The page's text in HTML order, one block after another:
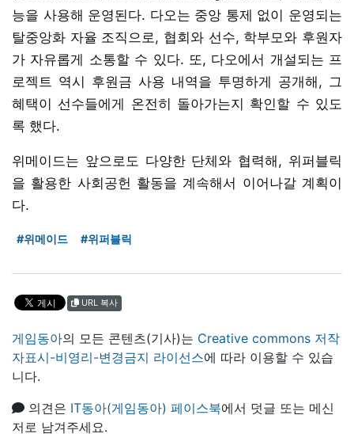
능을 사용해 운영된다. 다오는 중앙 통제 없이 운영되는
탈중앙화 자율 조직으로, 협회와 선수, 학부모와 후원자
가 자유롭게 소통할 수 있다. 또, 다오에서 개설되는 프
로젝트 역시 후원금 사용 내역을 투명하게 공개해, 그
혜택이 선수들에게 온전히 돌아가는지 확인할 수 있도
록 했다.
위메이드는 앞으로도 다양한 단체와 협력해, 위퍼블릭
을 활용한 사회공헌 활동을 계속해서 이어나갈 계획이
다.
#위메이드 #위퍼블릭
URL 복사
게임동아의 모든 콘텐츠(기사)는 Creative commons 저작
자표시-비영리-변경금지 라이선스에 따라 이용할 수 있습
니다.
의견은 IT동아(게임동아) 페이스북에서 덧글 또는 메신
저로 남겨주세요.